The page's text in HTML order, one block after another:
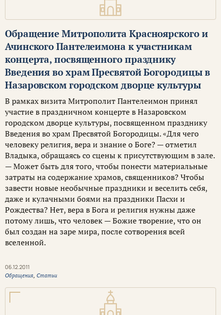
Обращение Митрополита Красноярского и
Ачинского Пантелеимона к участникам
концерта, посвященного празднику
Введения во храм Пресвятой Богородицы в
Назаровском городском дворце культуры
В рамках визита Митрополит Пантелеимон принял
участие в праздничном концерте в Назаровском
городском дворце культуры, посвященном празднику
Введения во храм Пресвятой Богородицы. «Для чего
человеку религия, вера и знание о Боге? — отметил
Владыка, обращаясь со сцены к присутствующим в зале.
— Может быть для того, чтобы понести материальные
затраты на содержание храмов, священников? Чтобы
завести новые необычные праздники и веселить себя,
даже и кулачными боями на праздники Пасхи и
Рождества? Нет, вера в Бога и религия нужны даже
потому лишь, что человек — Божие творение, что он
был создан на заре мира, после сотворения всей
вселенной.
06.12.2011
Обращения, Статьи